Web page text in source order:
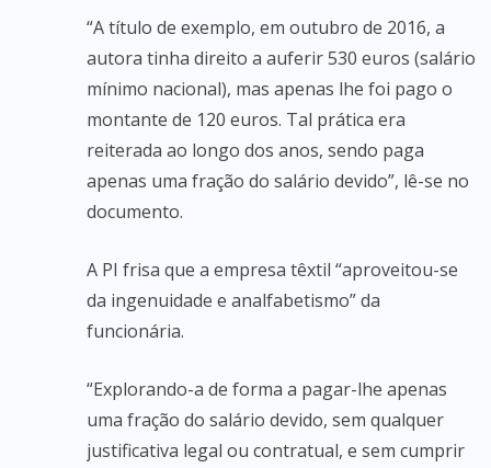
“A título de exemplo, em outubro de 2016, a
autora tinha direito a auferir 530 euros (salário
mínimo nacional), mas apenas lhe foi pago o
montante de 120 euros. Tal prática era
reiterada ao longo dos anos, sendo paga
apenas uma fração do salário devido”, lê-se no
documento.
A PI frisa que a empresa têxtil “aproveitou-se
da ingenuidade e analfabetismo” da
funcionária.
“Explorando-a de forma a pagar-lhe apenas
uma fração do salário devido, sem qualquer
justificativa legal ou contratual, e sem cumprir